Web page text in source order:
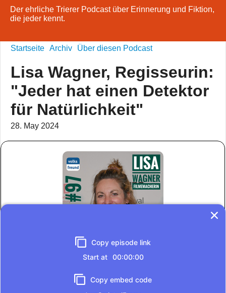
Der ehrliche Trierer Podcast über Erinnerung und Fiktion,
die jeder kennt.
Startseite Archiv Über diesen Podcast
Lisa Wagner, Regisseurin:
"Jeder hat einen Detektor
für Natürlichkeit"
28. May 2024